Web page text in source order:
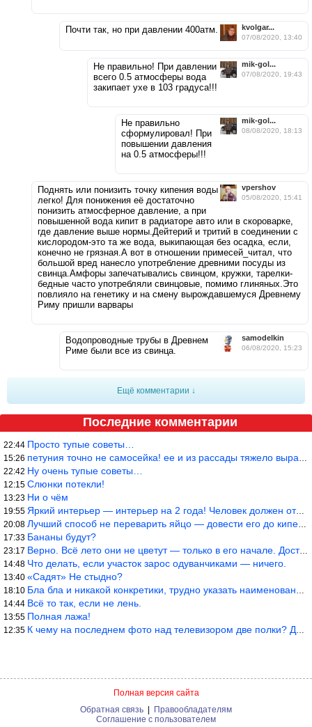
kvolgar...
07/08/2020, 13:40
Почти так, но при давлении 400атм.
mik-gol...
07/08/2020, 19:43
Не правильно! При давлении
всего 0.5 атмосферы вода
закипает ухе в 103 градуса!!!
mik-gol...
08/08/2020, 18:13
Не правильно
сформулировал! При
повышении давления
на 0.5 атмосферы!!!
vpershov
05/08/2020, 15:41
Поднять или понизить точку кипения воды
легко! Для понижения её достаточно
понизить атмосферное давление, а при
повышенной вода кипит в радиаторе авто или в скороварке,
где давление выше нормы.Дейтерий и тритий в соединении с
кислородом-это та же вода, выкипающая без осадка, если,
конечно не грязная.А вот в отношении примесей_читал, что
большой вред нанесло употребление древними посуды из
свинца.Амфоры запечатывались свинцом, кружки, тарелки-
бедные часто употребляли свинцовые, помимо глиняных.Это
повлияло на генетику и на смену вырождавшемуся Древнему
Риму пришли варвары
samodelkin
06/08/2020, 15:23
Водопроводные трубы в Древнем
Риме были все из свинца.
Ещё комментарии ↓
Последние комментарии
22:44 Просто тупые советы…
15:26 петуния точно не самосейка! ее и из рассады тяжело вырастить!
22:42 Ну очень тупые советы…
12:15 Слюнки потекли!
13:23 Ни о чём
19:55 Яркий интерьер — интерьер на 2 года! Человек должен отдыхать в с
20:08 Лучший способ не переварить яйцо — довести его до кипения и выкл
17:33 Бананы будут?
23:17 Верно. Всё лето они не цветут — только в его начале. Достаточно
14:48 Что делать, если участок зарос одуванчиками — ничего.
13:40 «Садят» Не стыдно?
18:10 Бла бла и никакой конкретики, трудно указать наименование рекоме
14:44 Всё то так, если не лень.
13:55 Полная лажа!
12:35 К чему на последнем фото над телевизором две полки? Делают интер
Полная версия сайта
Обратная связь | Правообладателям
Соглашение с пользователем